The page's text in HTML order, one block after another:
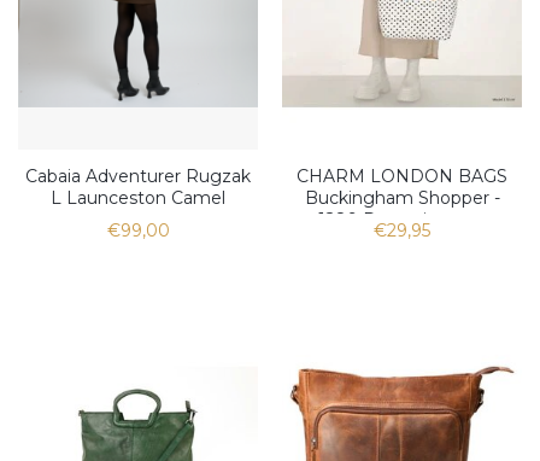
Cabaia Adventurer Rugzak
L Launceston Camel
€99,00
CHARM LONDON BAGS
Buckingham Shopper -
1289 Dots wit zwart
€29,95